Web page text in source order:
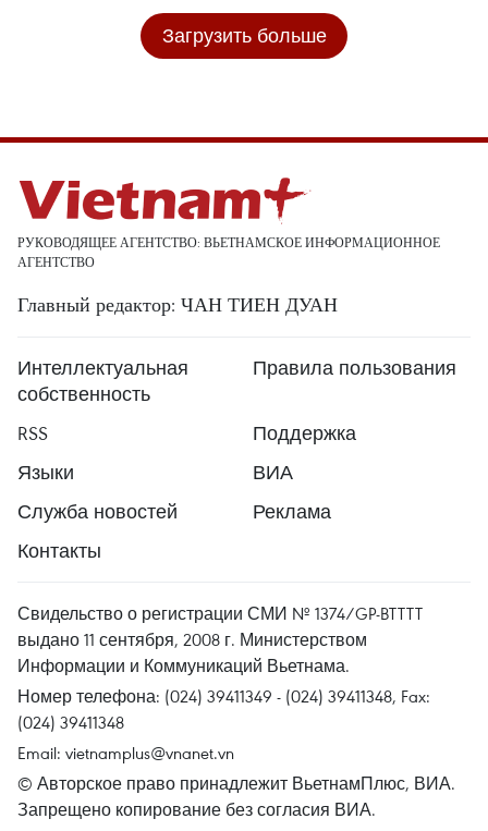
Загрузить больше
РУКОВОДЯЩЕЕ АГЕНТСТВО: ВЬЕТНАМСКОЕ ИНФОРМАЦИОННОЕ
АГЕНТСТВО
Главный редактор: ЧАН ТИЕН ДУАН
Интеллектуальная
собственность
Правила пользования
RSS
Поддержка
Языки
ВИА
Служба новостей
Реклама
Контакты
Свидельство о регистрации СМИ № 1374/GP-BTTTT
выдано 11 сентября, 2008 г. Министерством
Информации и Коммуникаций Вьетнама.
Номер телефона: (024) 39411349 - (024) 39411348, Fax:
(024) 39411348
Email: vietnamplus@vnanet.vn
© Авторское право принадлежит ВьетнамПлюс, ВИА.
Запрещено копирование без согласия ВИА.